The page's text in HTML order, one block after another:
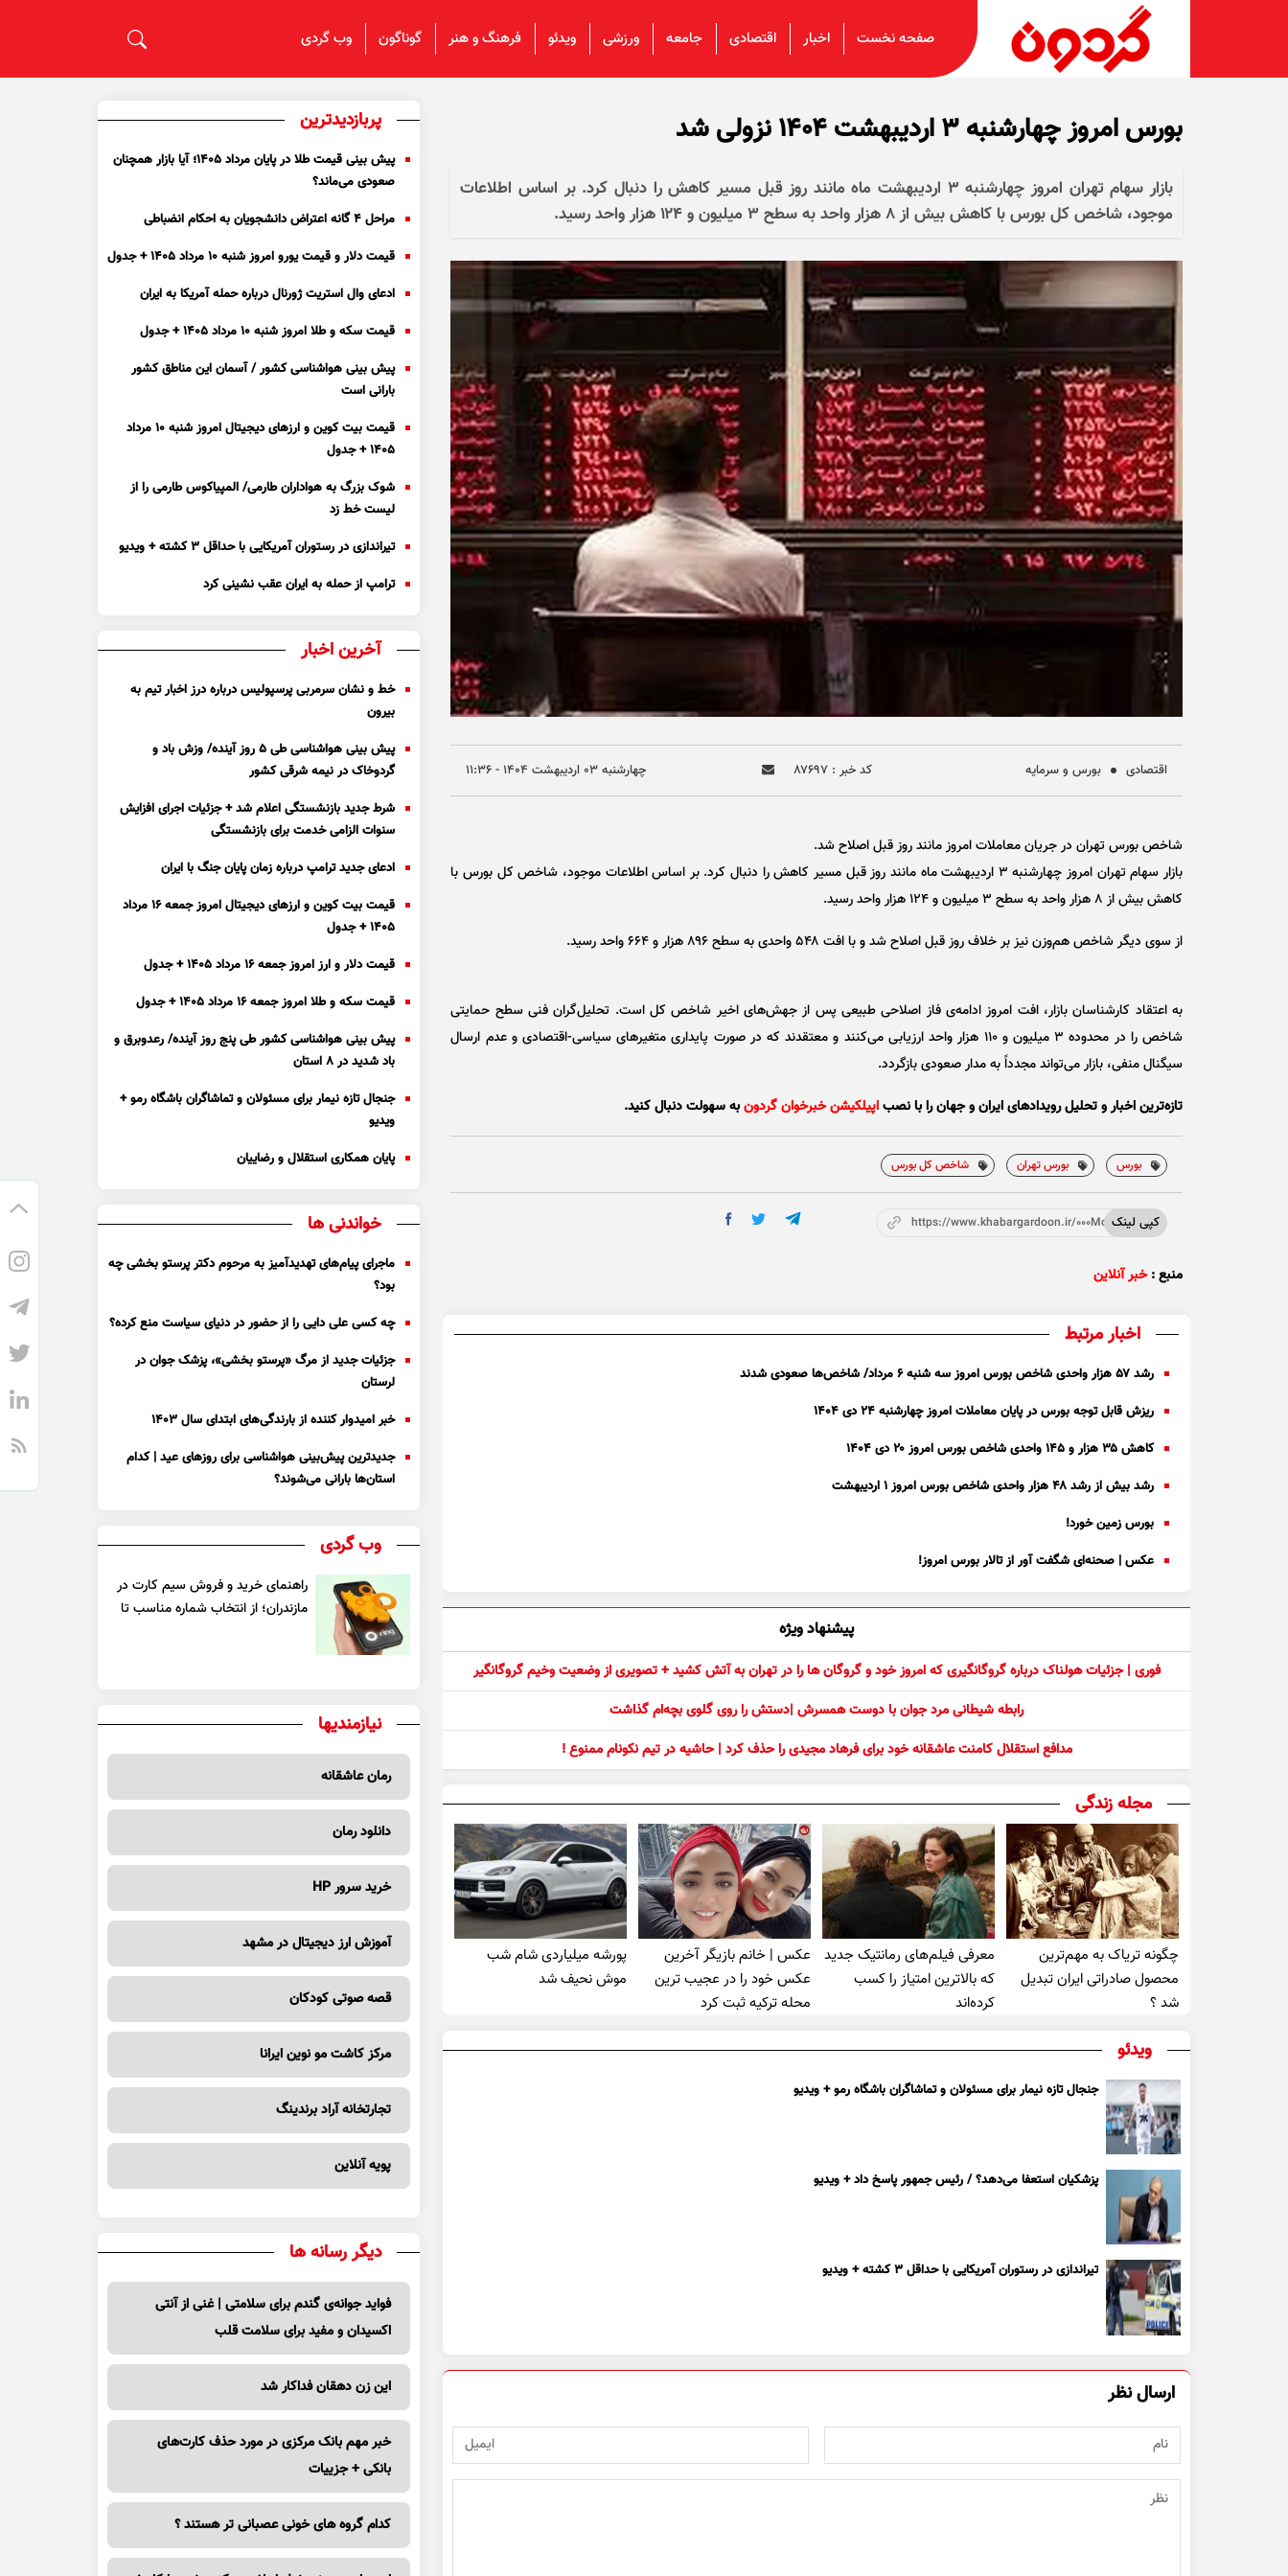
صفحه نخست اخبار اقتصادی جامعه ورزشی ویدئو فرهنگ و هنر گوناگون وب گردی
بورس امروز چهارشنبه ۳ اردیبهشت ۱۴۰۴ نزولی شد
بازار سهام تهران امروز چهارشنبه ۳ اردیبهشت ماه مانند روز قبل مسیر کاهش را دنبال کرد. بر اساس اطلاعات
موجود، شاخص کل بورس با کاهش بیش از ۸ هزار واحد به سطح ۳ میلیون و ۱۲۴ هزار واحد رسید.
اقتصادی بورس و سرمایه کد خبر : ۸۷۶۹۷ چهارشنبه ۰۳ ارديبهشت ۱۴۰۴ - ۱۱:۳۶
شاخص بورس تهران در جریان معاملات امروز مانند روز قبل اصلاح شد.
بازار سهام تهران امروز چهارشنبه ۳ اردیبهشت ماه مانند روز قبل مسیر کاهش را دنبال کرد. بر اساس اطلاعات موجود، شاخص کل بورس با
کاهش بیش از ۸ هزار واحد به سطح ۳ میلیون و ۱۲۴ هزار واحد رسید.
از سوی دیگر شاخص هم‌وزن نیز بر خلاف روز قبل اصلاح شد و با افت ۵۴۸ واحدی به سطح ۸۹۶ هزار و ۶۶۴ واحد رسید.
به اعتقاد کارشناسان بازار، افت امروز ادامه‌ی فاز اصلاحی طبیعی پس از جهش‌های اخیر شاخص کل است. تحلیل‌گران فنی سطح حمایتی
شاخص را در محدوده ۳ میلیون و ۱۱۰ هزار واحد ارزیابی می‌کنند و معتقدند که در صورت پایداری متغیر‌های سیاسی-اقتصادی و عدم ارسال
سیگنال منفی، بازار می‌تواند مجدداً به مدار صعودی بازگردد.
تازه‌ترین اخبار و تحلیل‌ رویدادهای ایران و جهان را با نصباپیلکیشن خبرخوان گردونبه سهولت دنبال کنید.
بورس بورس تهران شاخص کل بورس
کپی لینکhttps://www.khabargardoon.ir/000MoT
منبع : خبر آنلاین
اخبار مرتبط
رشد ۵۷ هزار واحدی شاخص بورس امروز سه شنبه ۶ مرداد/ شاخص‌ها صعودی شدند
ریزش قابل توجه بورس در پایان معاملات امروز چهارشنبه ۲۴ دی ۱۴۰۴
کاهش ۳۵ هزار و ۱۴۵ واحدی شاخص بورس امروز ۲۰ دی ۱۴۰۴
رشد بیش از رشد ۴۸ هزار واحدی شاخص بورس امروز ۱ اردیبهشت
بورس زمین خورد!
عکس | صحنه‌ای شگفت آور از تالار بورس امروز!
پیشنهاد ویژه
فوری | جزئیات هولناک درباره گروگانگیری که امروز خود و گروگان ها را در تهران به آتش کشید + تصویری از وضعیت وخیم گروگانگیر
رابطه شیطانی مرد جوان با دوست همسرش |دستش را روی گلوی بچه‌ام گذاشت
مدافع استقلال کامنت عاشقانه خود برای فرهاد مجیدی را حذف کرد | حاشیه در تیم نکونام ممنوع !
مجله زندگی
چگونه تریاک به مهم‌ترین
محصول صادراتی ایران تبدیل
شد ؟
معرفی فیلم‌های رمانتیک جدید
که بالاترین امتیاز را کسب
کرده‌اند
عکس | خانم بازیگر آخرین
عکس خود را در عجیب ترین
محله ترکیه ثبت کرد
پورشه میلیاردی شام شب
موش‌ نحیف شد
ویدئو
جنجال تازه نیمار برای مسئولان و تماشاگران باشگاه رمو + ویدیو
پزشکیان استعفا می‌دهد؟ / رئیس جمهور پاسخ داد + ویدیو
تیراندازی در رستوران آمریکایی با حداقل ۳ کشته + ویدیو
ارسال نظر
پربازدیدترین
پیش بینی قیمت طلا در پایان مرداد 1405؛ آیا بازار همچنان
صعودی می‌ماند؟
مراحل ۴ گانه اعتراض دانشجویان به احکام انضباطی
قیمت دلار و قیمت یورو امروز شنبه ۱۰ مرداد ۱۴۰۵ + جدول
ادعای وال استریت ژورنال درباره حمله آمریکا به ایران
قیمت سکه و طلا امروز شنبه ۱۰ مرداد ۱۴۰۵ + جدول
پیش بینی هواشناسی کشور / آسمان این مناطق کشور
بارانی است
قیمت بیت کوین و ارز‌های دیجیتال امروز شنبه ۱۰ مرداد
۱۴۰۵ + جدول
شوک بزرگ به هواداران طارمی/ المپیاکوس طارمی را از
لیست خط زد
تیراندازی در رستوران آمریکایی با حداقل ۳ کشته + ویدیو
ترامپ از حمله به ایران عقب نشینی کرد
آخرین اخبار
خط و نشان سرمربی پرسپولیس درباره درز اخبار تیم به
بیرون
پیش بینی هواشناسی طی ۵ روز آینده/ وزش باد و
گردوخاک در نیمه شرقی کشور
شرط جدید بازنشستگی اعلام شد + جزئیات اجرای افزایش
سنوات الزامی خدمت برای بازنشستگی
ادعای جدید ترامپ درباره زمان پایان جنگ با ایران
قیمت بیت کوین و ارز‌های دیجیتال امروز جمعه ۱۶ مرداد
۱۴۰۵ + جدول
قیمت دلار و ارز امروز جمعه ۱۶ مرداد ۱۴۰۵ + جدول
قیمت سکه و طلا امروز جمعه ۱۶ مرداد ۱۴۰۵ + جدول
پیش بینی هواشناسی کشور طی پنج روز آینده/ رعدوبرق و
باد شدید در ۸ استان
جنجال تازه نیمار برای مسئولان و تماشاگران باشگاه رمو +
ویدیو
پایان همکاری استقلال و رضاییان
خواندنی ها
ماجرای پیام‌های تهدیدآمیز به مرحوم دکتر پرستو بخشی چه
بود؟
چه کسی علی دایی را از حضور در دنیای سیاست منع کرده؟
جزئیات جدید از مرگ «پرستو بخشی»، پزشک جوان در
لرستان
خبر امیدوار کننده از بارندگی‌های ابتدای سال ۱۴۰۳
جدیدترین پیش‌بینی هواشناسی برای روزهای عید | کدام
استان‌ها بارانی می‌شوند؟
وب گردی
راهنمای خرید و فروش سیم کارت در
مازندران؛ از انتخاب شماره مناسب تا
نیازمندیها
رمان عاشقانه
دانلود رمان
خرید سرور HP
آموزش ارز دیجیتال در مشهد
قصه صوتی کودکان
مرکز کاشت مو نوین ایرانا
تجارتخانه آراد برندینگ
پویه آنلاین
دیگر رسانه ها
فواید جوانه‌ی گندم برای سلامتی | غنی از آنتی
اکسیدان و مفید برای سلامت قلب
این زن دهقان فداکار شد
خبر مهم بانک مرکزی در مورد حذف کارت‌های
بانکی + جزییات
کدام گروه های خونی عصبانی تر هستند ؟